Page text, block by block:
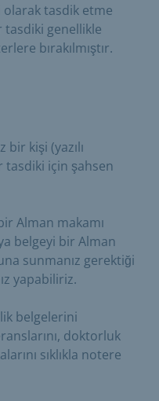
olarak tasdik etme
genellikle
bırakılmıştır.
kişi (yazılı
tasdiki için şahsen
Alman makamı
belgeyi bir Alman
sunmanız gerektiği
yapabiliriz.
belgelerini
doktorluk
sıklıkla notere